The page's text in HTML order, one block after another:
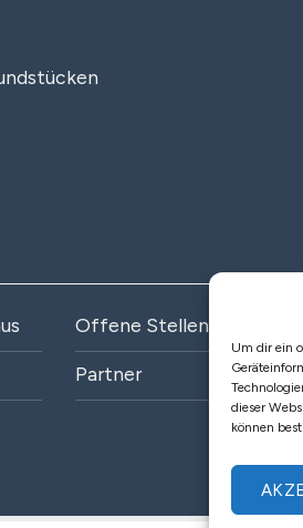
Um dir ein
dieser
können
Offene Stellen
Partner